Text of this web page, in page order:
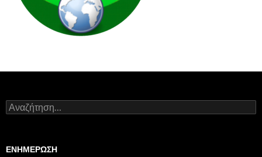
Αναζήτηση
για:
ΕΝΗΜΕΡΩΣΗ